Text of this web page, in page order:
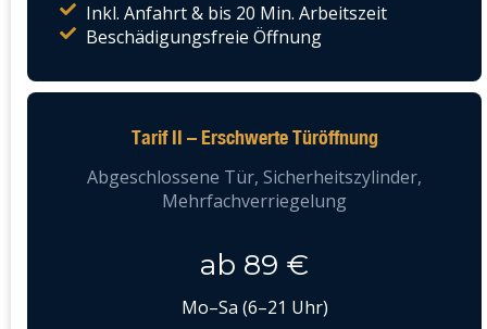
Inkl. Anfahrt & bis 20 Min. Arbeitszeit
Beschädigungsfreie Öffnung
Tarif II – Erschwerte Türöffnung
Abgeschlossene Tür, Sicherheitszylinder,
Mehrfachverriegelung
ab 89 €
Mo–Sa (6–21 Uhr)